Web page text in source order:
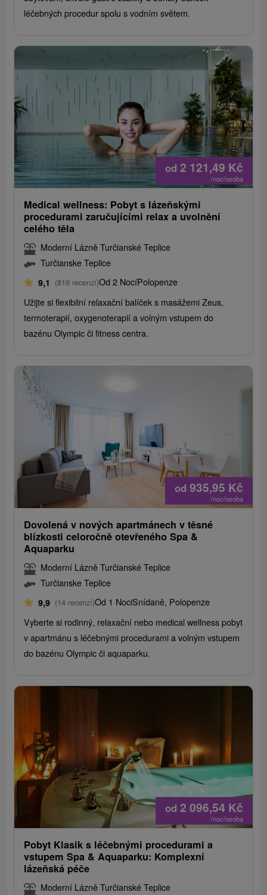
léčebných procedur spolu s vodním světem.
od 2 121,49 Kč
/noc/osoba
Medical wellness: Pobyt s lázeňskými
procedurami zaručujícími relax a uvolnění
celého těla
Moderní Lázně Turčianské Teplice
Turčianske Teplice
9,1 (816 recenzí)Od 2 NocíPolopenze
Užijte si flexibilní relaxační balíček s masážemi Zeus,
termoterapií, oxygenoterapií a volným vstupem do
bazénu Olympic či fitness centra.
od 935,95 Kč
/noc/osoba
Dovolená v nových apartmánech v těsné
blízkosti celoročně otevřeného Spa &
Aquaparku
Moderní Lázně Turčianské Teplice
Turčianske Teplice
9,9 (14 recenzí)Od 1 NociSnídaně, Polopenze
Vyberte si rodinný, relaxační nebo medical wellness pobyt
v apartmánu s léčebnými procedurami a volným vstupem
do bazénu Olympic či aquaparku.
od 2 096,54 Kč
/noc/osoba
Pobyt Klasik s léčebnými procedurami a
vstupem Spa & Aquaparku: Komplexní
lázeňská péče
Moderní Lázně Turčianské Teplice